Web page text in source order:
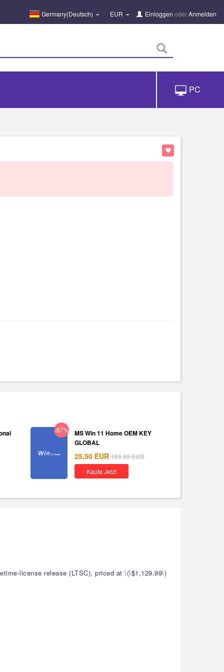
Germany(Deutsch) EUR Einloggen oderAnmelden
PC
-87%
MS Win 11 Home OEM KEY
GLOBAL
25.50 EUR 199.99EUR
Kaufe Jetzt
license release (LTSC), priced at \(\$1,129.99\)